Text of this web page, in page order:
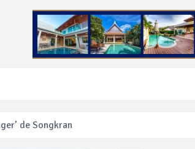
collier en or